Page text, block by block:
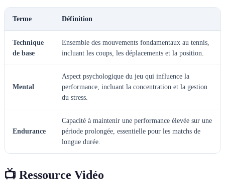
Terme Définition
Technique
de base
Ensemble des mouvements fondamentaux au tennis,
incluant les coups, les déplacements et la position.
Mental
Aspect psychologique du jeu qui influence la
performance, incluant la concentration et la gestion
du stress.
Endurance
Capacité à maintenir une performance élevée sur une
période prolongée, essentielle pour les matchs de
longue durée.
📺 Ressource Vidéo